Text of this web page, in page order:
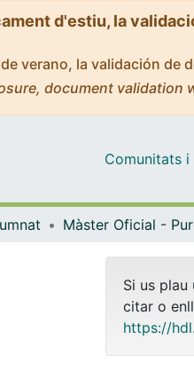
d'estiu, la
verano, la validación de
document validation
Comunitats i
Si us
citar o
https://